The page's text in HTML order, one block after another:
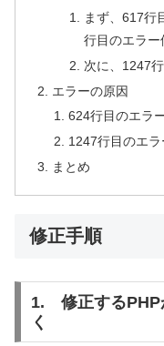
まず、617行
行目のエラー
次に、1247
エラーの原因
624行目のエラ
1247行目のエラ
まとめ
修正手順
1. 修正するPHP
く